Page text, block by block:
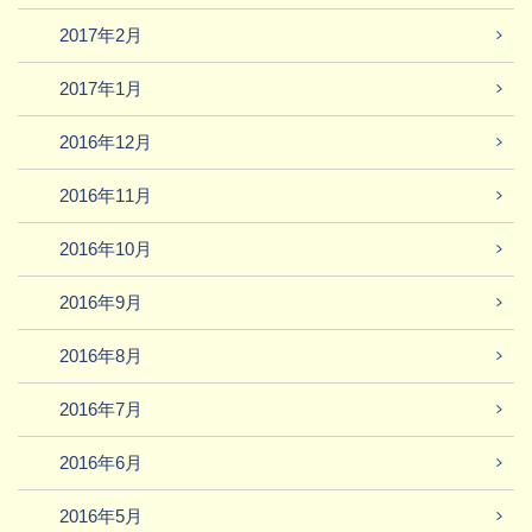
2017年2月
2017年1月
2016年12月
2016年11月
2016年10月
2016年9月
2016年8月
2016年7月
2016年6月
2016年5月